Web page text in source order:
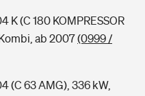
K (C 180 KOMPRESSOR
ab 2007(0999 /
(C 63 AMG), 336 kW,